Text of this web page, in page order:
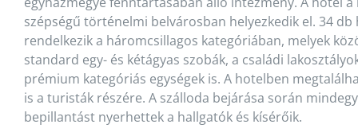
szépségű történelmi belvárosban helyezkedik el. 34 db
rendelkezik a háromcsillagos kategóriában, melyek
standard egy- és kétágyas szobák, a családi
prémium kategóriás egységek is. A hotelben
is a turisták részére. A szálloda bejárása során
bepillantást nyerhettek a hallgatók és kísérőik.